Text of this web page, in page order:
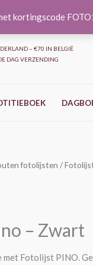
kortingscode
– €70 IN BELGIË
DAG VERZENDING
fotolijsten /
– Zwart
Fotolijst PINO.
Prijsklasse: